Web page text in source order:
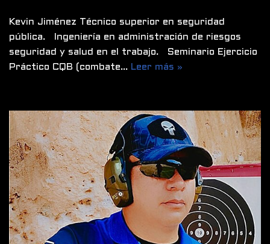
Kevin Jiménez Técnico superior en seguridad
pública. Ingeniería en administración de riesgos
seguridad y salud en el trabajo. Seminario Ejercicio
Práctico CQB (combate… Leer más »